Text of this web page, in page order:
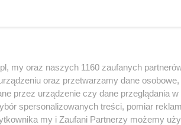
chyba na jeszcze wyższy poziom i we wrześniu
my oraz naszych 1160 zaufanych
oraz przetwarzamy dane
przez urządzenie czy dane przeglądania
spersonalizowanych treści, pomiar
my i Zaufani Partnerzy możemy